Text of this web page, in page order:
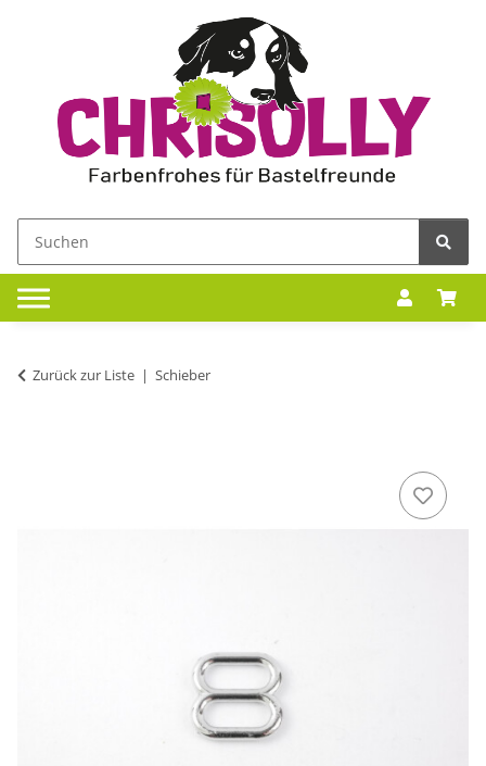
Zurück zur Liste Schieber